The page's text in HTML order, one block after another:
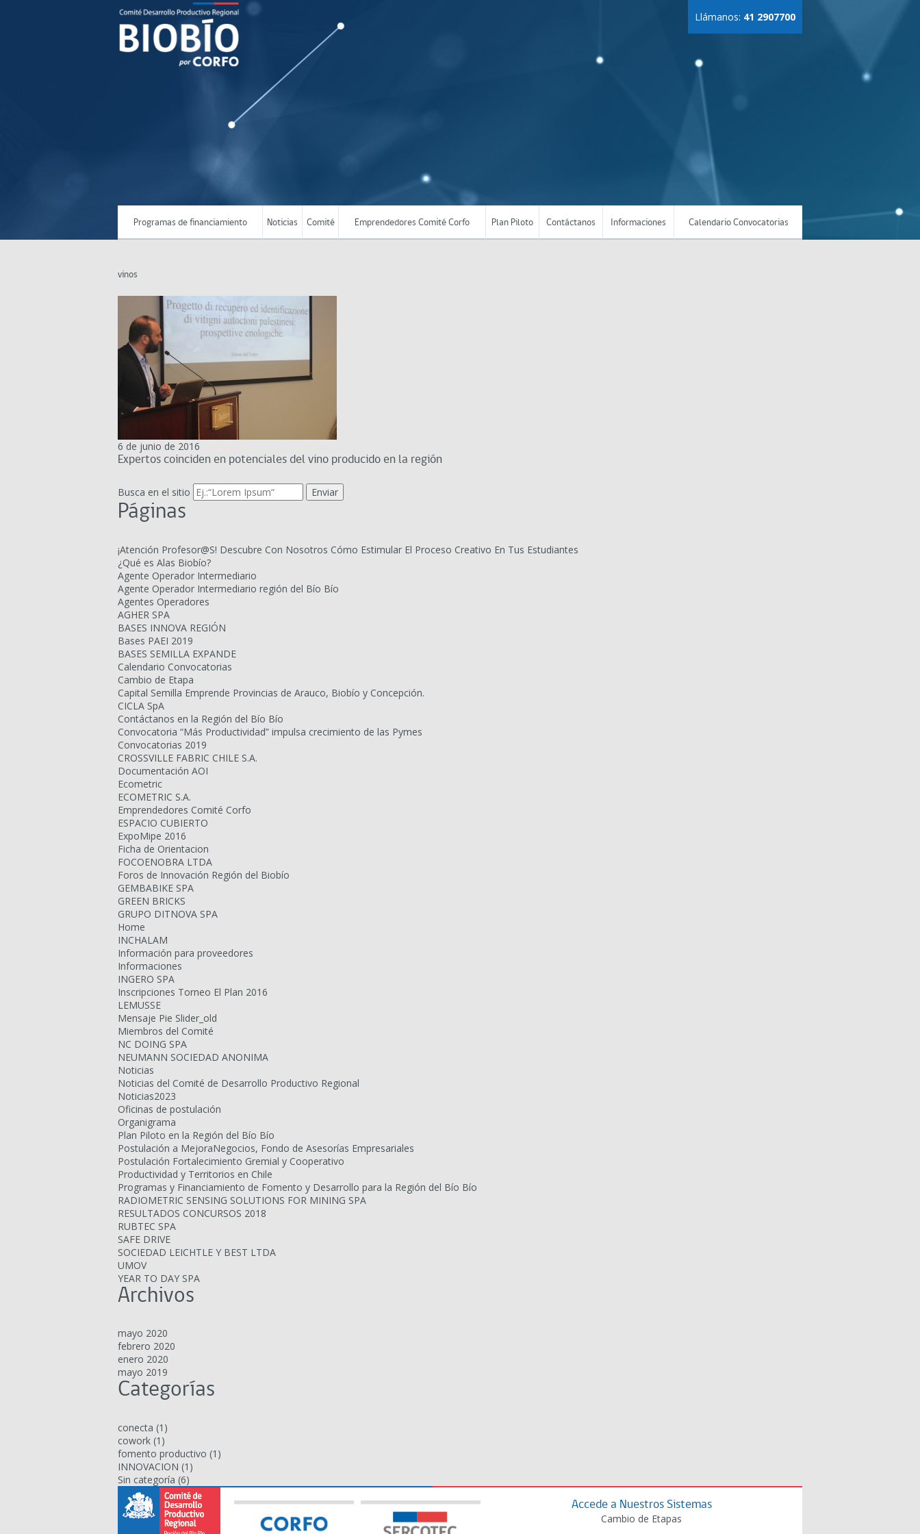
Programas de financiamiento Noticias Comité Emprendedores Comité Corfo Plan Piloto Contáctanos Informaciones Calendario Convocatorias
Llámanos: 41 2907700
vinos
6 de junio de 2016
Expertos coinciden en potenciales del vino producido en la región
Busca en el sitio
Páginas
¡Atención Profesor@S! Descubre Con Nosotros Cómo Estimular El Proceso Creativo En Tus Estudiantes
¿Qué es Alas Biobío?
Agente Operador Intermediario
Agente Operador Intermediario región del Bío Bío
Agentes Operadores
AGHER SPA
BASES INNOVA REGIÓN
Bases PAEI 2019
BASES SEMILLA EXPANDE
Calendario Convocatorias
Cambio de Etapa
Capital Semilla Emprende Provincias de Arauco, Biobío y Concepción.
CICLA SpA
Contáctanos en la Región del Bío Bío
Convocatoria “Más Productividad” impulsa crecimiento de las Pymes
Convocatorias 2019
CROSSVILLE FABRIC CHILE S.A.
Documentación AOI
Ecometric
ECOMETRIC S.A.
Emprendedores Comité Corfo
ESPACIO CUBIERTO
ExpoMipe 2016
Ficha de Orientacion
FOCOENOBRA LTDA
Foros de Innovación Región del Biobío
GEMBABIKE SPA
GREEN BRICKS
GRUPO DITNOVA SPA
Home
INCHALAM
Información para proveedores
Informaciones
INGERO SPA
Inscripciones Torneo El Plan 2016
LEMUSSE
Mensaje Pie Slider_old
Miembros del Comité
NC DOING SPA
NEUMANN SOCIEDAD ANONIMA
Noticias
Noticias del Comité de Desarrollo Productivo Regional
Noticias2023
Oficinas de postulación
Organigrama
Plan Piloto en la Región del Bío Bío
Postulación a MejoraNegocios, Fondo de Asesorías Empresariales
Postulación Fortalecimiento Gremial y Cooperativo
Productividad y Territorios en Chile
Programas y Financiamiento de Fomento y Desarrollo para la Región del Bío Bío
RADIOMETRIC SENSING SOLUTIONS FOR MINING SPA
RESULTADOS CONCURSOS 2018
RUBTEC SPA
SAFE DRIVE
SOCIEDAD LEICHTLE Y BEST LTDA
UMOV
YEAR TO DAY SPA
Archivos
mayo 2020
febrero 2020
enero 2020
mayo 2019
Categorías
conecta (1)
cowork (1)
fomento productivo (1)
INNOVACION (1)
Sin categoría (6)
Accede a Nuestros Sistemas
Cambio de Etapas